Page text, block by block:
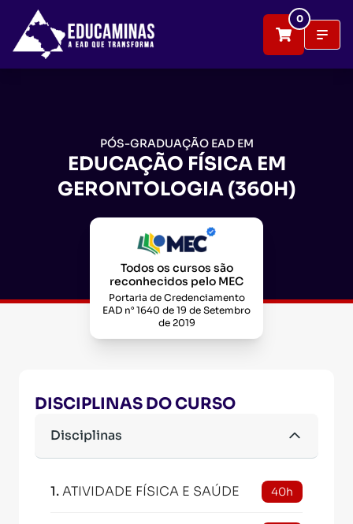
0
PÓS-GRADUAÇÃO EAD EM
EDUCAÇÃO FÍSICA EM
GERONTOLOGIA (360H)
Todos os cursos são
reconhecidos pelo MEC
Portaria de Credenciamento
EAD n° 1640 de 19 de Setembro
de 2019
DISCIPLINAS DO CURSO
Disciplinas
1.ATIVIDADE FÍSICA E SAÚDE 40h